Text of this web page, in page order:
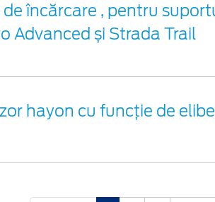
încărcare , pentru
Advanced și Strada Trail
hayon cu funcție de